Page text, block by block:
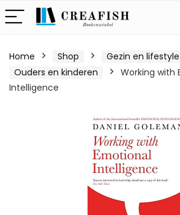
Home Shop
Gezin en lifestyle
Ouders en kinderen
Working with
Intelligence